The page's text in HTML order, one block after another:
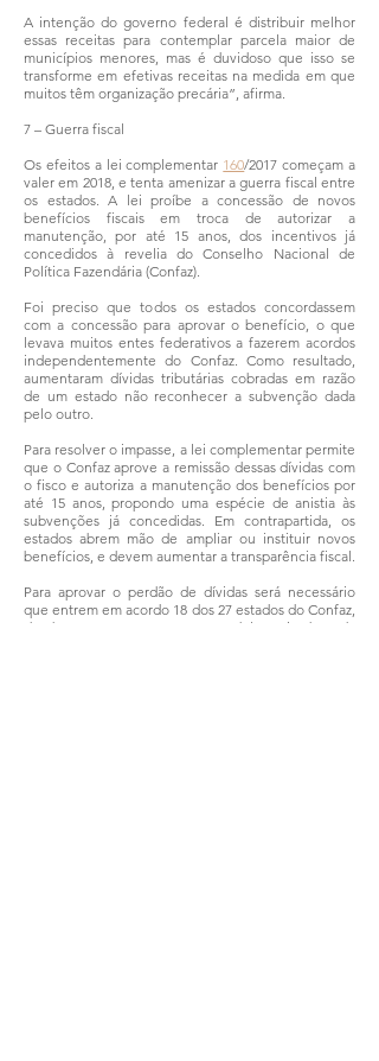
A intenção do governo federal é distribuir melhor
essas receitas para contemplar parcela maior de
municípios menores, mas é duvidoso que isso se
transforme em efetivas receitas na medida em que
muitos têm organização precária”, afirma.
7 – Guerra fiscal
Os efeitos a lei complementar 160/2017 começam a
valer em 2018, e tenta amenizar a guerra fiscal entre
os estados. A lei proíbe a concessão de novos
benefícios fiscais em troca de autorizar a
manutenção, por até 15 anos, dos incentivos já
concedidos à revelia do Conselho Nacional de
Política Fazendária (Confaz).
Foi preciso que todos os estados concordassem
com a concessão para aprovar o benefício, o que
levava muitos entes federativos a fazerem acordos
independentemente do Confaz. Como resultado,
aumentaram dívidas tributárias cobradas em razão
de um estado não reconhecer a subvenção dada
pelo outro.
Para resolver o impasse, a lei complementar permite
que o Confaz aprove a remissão dessas dívidas com
o fisco e autoriza a manutenção dos benefícios por
até 15 anos, propondo uma espécie de anistia às
subvenções já concedidas. Em contrapartida, os
estados abrem mão de ampliar ou instituir novos
benefícios, e devem aumentar a transparência fiscal.
Para aprovar o perdão de dívidas será necessário
que entrem em acordo 18 dos 27 estados do Confaz,
desde que ao menos um terço deles seja de cada